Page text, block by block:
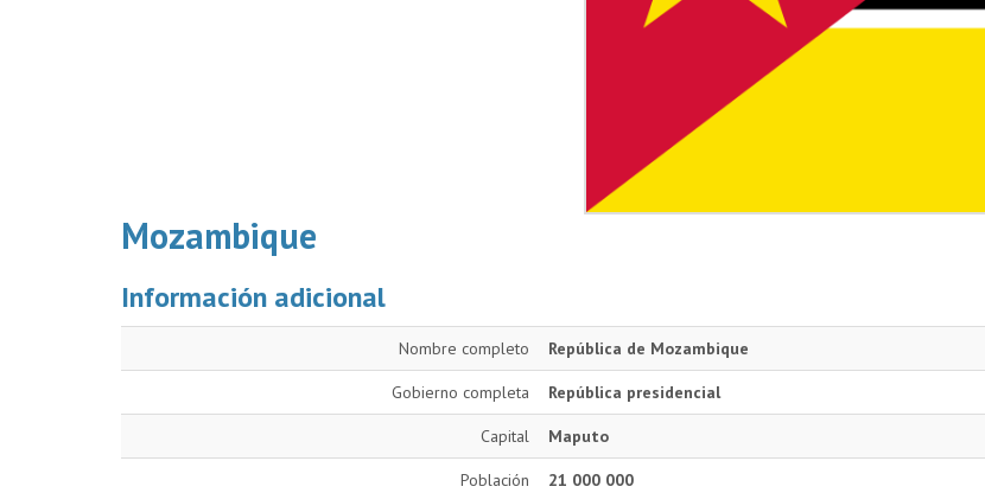
Mozambique
Información adicional
Nombre completo República de Mozambique
Gobierno completa República presidencial
Capital Maputo
Población 21 000 000